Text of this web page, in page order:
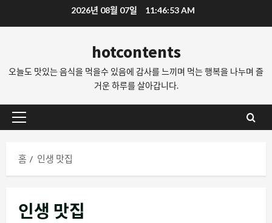
텐
가
2026년 08월 07일 11:46:54 AM
hotcontents
오늘도 맛있는 음식을 먹을수 있음에 감사를 느끼며 먹는 행복을 나누며 즐
거운 하루를 살아갑니다.
기
메
홈 인생 맛집
인생 맛집